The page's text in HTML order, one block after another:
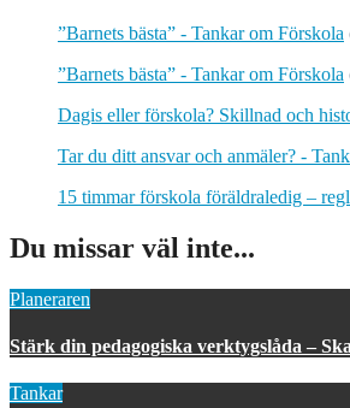
”Barnets bästa” - Tankar om Förskola
”Barnets bästa” - Tankar om Förskola
Dagis eller förskola? Skillnad och
Tar du ditt ansvar och anmäler? -
15 timmar förskola föräldraledig –
Du missar väl inte...
Planeraren
Stärk din pedagogiska verktygslåda –
Tankar